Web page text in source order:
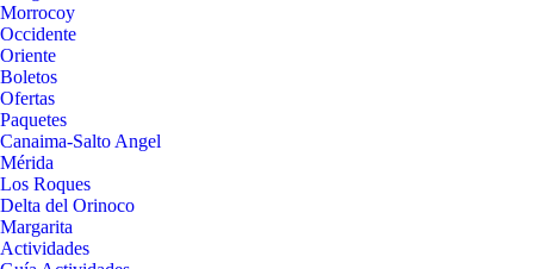
Morrocoy
Occidente
Oriente
Boletos
Ofertas
Paquetes
Canaima-Salto Angel
Mérida
Los Roques
Delta del Orinoco
Margarita
Actividades